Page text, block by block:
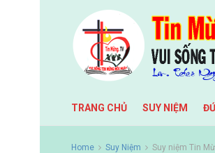
TRANG CHỦ SUY NIỆM
Home Suy Niệm Suy niệm Tin